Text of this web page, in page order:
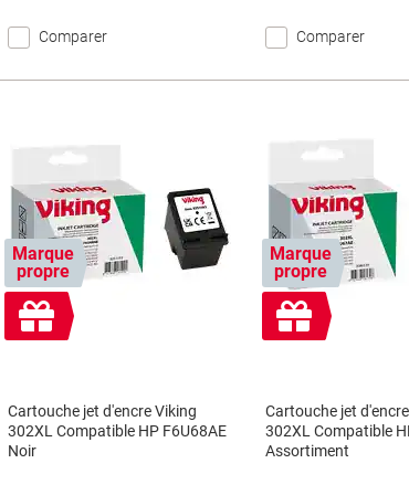
Comparer Comparer
Marque
propre
Cadeau
gratuit
Cartouche jet d'encre Viking
302XL Compatible HP F6U68AE
Noir
Marque
propre
Cadeau
gratuit
Cartouche jet
302XL Compatible
Assortiment